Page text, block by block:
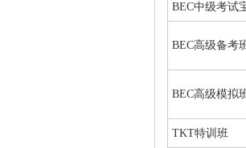
BEC中级考试
BEC高级备考
BEC高级模拟
TKT特训班